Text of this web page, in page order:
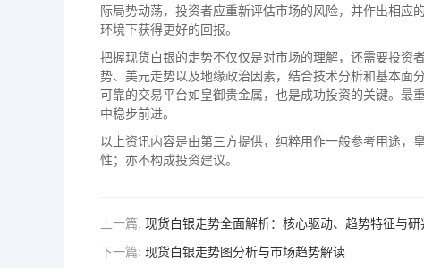
际局势动荡，投资者应重新评估市场的风险，并作出相应
环境下获得更好的回报。
把握现货白银的走势不仅仅是对市场的理解，还需要投资
势、美元走势以及地缘政治因素，结合技术分析和基本面
可靠的交易平台如皇御贵金属，也是成功投资的关键。最
中稳步前进。
以上资讯内容是由第三方提供，纯粹用作一般参考用途，
性；亦不构成投资建议。
上一篇: 现货白银走势全面解析：核心驱动、趋势特征与研
下一篇: 现货白银走势图分析与市场趋势解读